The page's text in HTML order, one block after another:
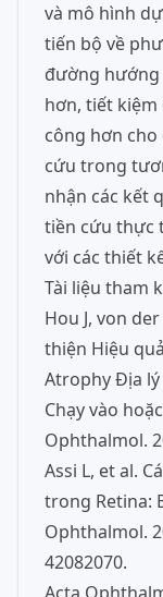
và mô hình
tiến bộ về
đường
hơn, tiết kiệm
công hơn cho
cứu trong
nhận các kết
tiền cứu thực
với các thiết
Tài liệu tham
Hou J, von
thiện Hiệu
Atrophy Địa lý
Chạy vào
Ophthalmol.
Assi L, et al.
trong Retina:
Ophthalmol.
42082070.